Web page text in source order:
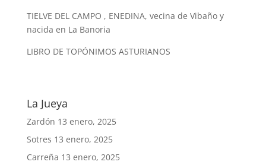
TIELVE DEL CAMPO , ENEDINA, vecina de Vibaño y
nacida en La Banoria
LIBRO DE TOPÓNIMOS ASTURIANOS
La Jueya
Zardón 13 enero, 2025
Sotres 13 enero, 2025
Carreña 13 enero, 2025